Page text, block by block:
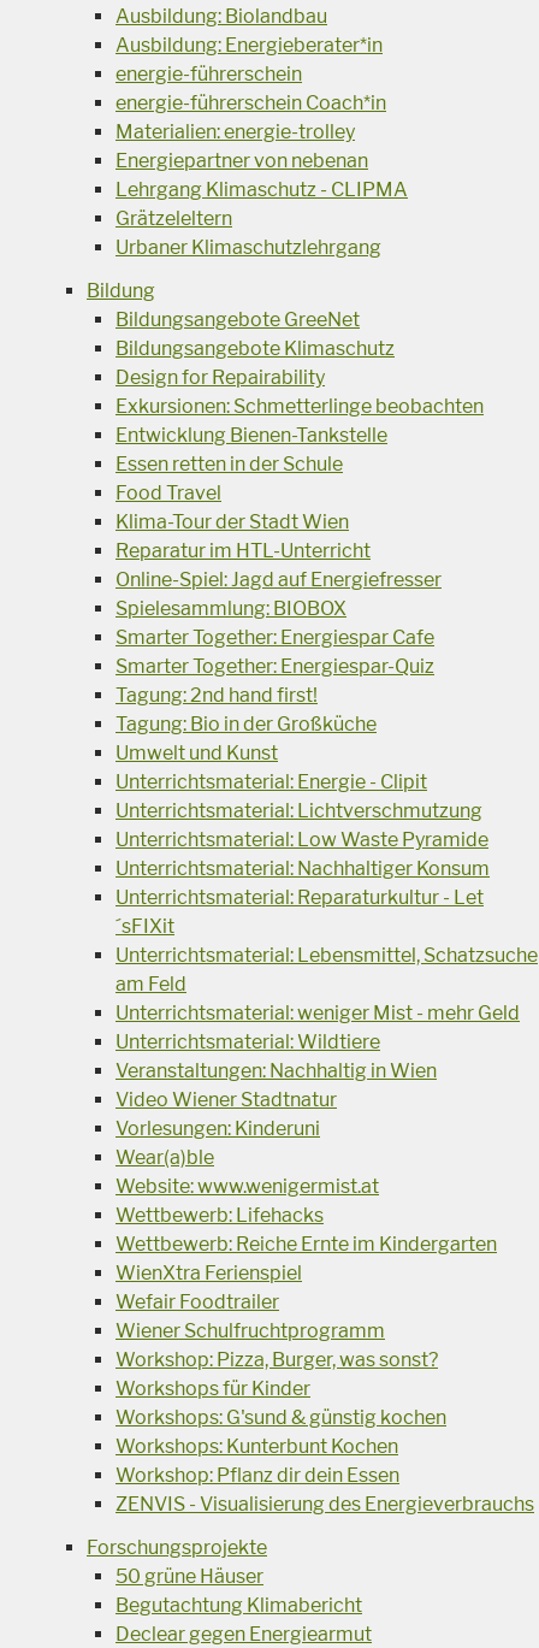
Ausbildung: Biolandbau
Ausbildung: Energieberater*in
energie-führerschein
energie-führerschein Coach*in
Materialien: energie-trolley
Energiepartner von nebenan
Lehrgang Klimaschutz - CLIPMA
Grätzeleltern
Urbaner Klimaschutzlehrgang
Bildung
Bildungsangebote GreeNet
Bildungsangebote Klimaschutz
Design for Repairability
Exkursionen: Schmetterlinge beobachten
Entwicklung Bienen-Tankstelle
Essen retten in der Schule
Food Travel
Klima-Tour der Stadt Wien
Reparatur im HTL-Unterricht
Online-Spiel: Jagd auf Energiefresser
Spielesammlung: BIOBOX
Smarter Together: Energiespar Cafe
Smarter Together: Energiespar-Quiz
Tagung: 2nd hand first!
Tagung: Bio in der Großküche
Umwelt und Kunst
Unterrichtsmaterial: Energie - Clipit
Unterrichtsmaterial: Lichtverschmutzung
Unterrichtsmaterial: Low Waste Pyramide
Unterrichtsmaterial: Nachhaltiger Konsum
Unterrichtsmaterial: Reparaturkultur - Let
´sFIXit
Unterrichtsmaterial: Lebensmittel, Schatzsuche
am Feld
Unterrichtsmaterial: weniger Mist - mehr Geld
Unterrichtsmaterial: Wildtiere
Veranstaltungen: Nachhaltig in Wien
Video Wiener Stadtnatur
Vorlesungen: Kinderuni
Wear(a)ble
Website: www.wenigermist.at
Wettbewerb: Lifehacks
Wettbewerb: Reiche Ernte im Kindergarten
WienXtra Ferienspiel
Wefair Foodtrailer
Wiener Schulfruchtprogramm
Workshop: Pizza, Burger, was sonst?
Workshops für Kinder
Workshops: G'sund & günstig kochen
Workshops: Kunterbunt Kochen
Workshop: Pflanz dir dein Essen
ZENVIS - Visualisierung des Energieverbrauchs
Forschungsprojekte
50 grüne Häuser
Begutachtung Klimabericht
Declear gegen Energiearmut